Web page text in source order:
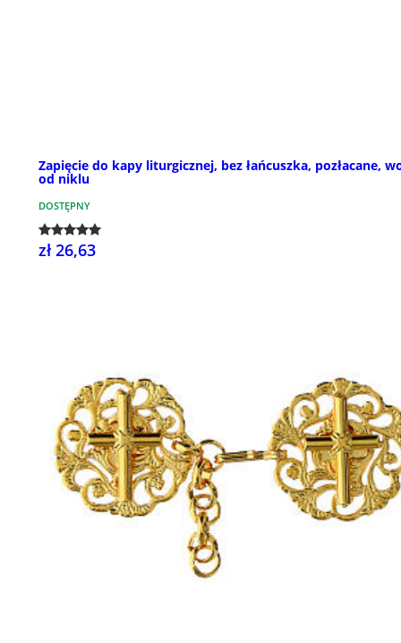
Zapięcie do kapy liturgicznej, bez łańcuszka, pozłacane,
od niklu
DOSTĘPNY
zł 26,63